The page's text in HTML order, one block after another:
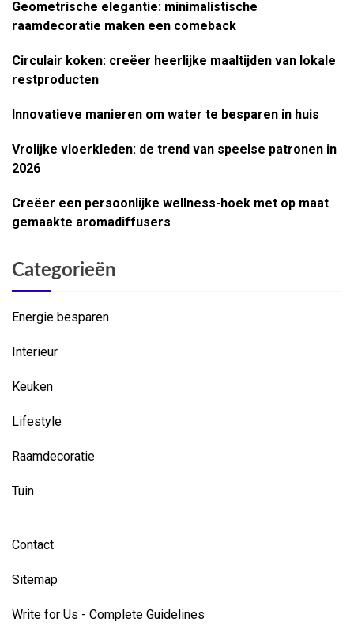
Geometrische elegantie: minimalistische
raamdecoratie maken een comeback
Circulair koken: creëer heerlijke maaltijden van lokale
restproducten
Innovatieve manieren om water te besparen in huis
Vrolijke vloerkleden: de trend van speelse patronen in
2026
Creëer een persoonlijke wellness-hoek met op maat
gemaakte aromadiffusers
Categorieën
Energie besparen
Interieur
Keuken
Lifestyle
Raamdecoratie
Tuin
Contact
Sitemap
Write for Us - Complete Guidelines